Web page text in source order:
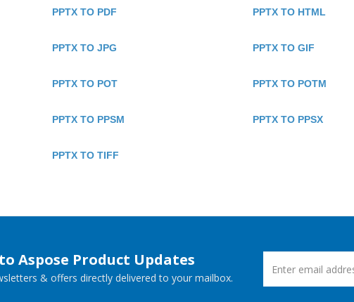
PPTX TO PDF PPTX TO HTML
PPTX TO JPG PPTX TO GIF
PPTX TO POT PPTX TO POTM
PPTX TO PPSM PPTX TO PPSX
PPTX TO TIFF
Aspose Product Updates
& offers directly delivered to your mailbox.